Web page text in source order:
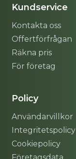
Kundservice
Kontakta oss
Offertförfrågan
Räkna pris
För företag
Policy
Användarvillkor
Integritetspolicy
Cookiepolicy